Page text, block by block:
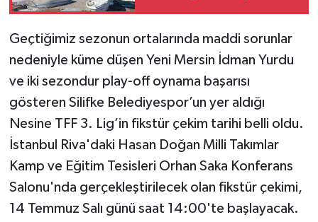
Geçtiğimiz sezonun ortalarında maddi sorunlar
nedeniyle küme düşen Yeni Mersin İdman Yurdu
ve iki sezondur play-off oynama başarısı
gösteren Silifke Belediyespor’un yer aldığı
Nesine TFF 3. Lig’in fikstür çekim tarihi belli oldu.
İstanbul Riva'daki Hasan Doğan Milli Takımlar
Kamp ve Eğitim Tesisleri Orhan Saka Konferans
Salonu'nda gerçekleştirilecek olan fikstür çekimi,
14 Temmuz Salı günü saat 14:00'te başlayacak.